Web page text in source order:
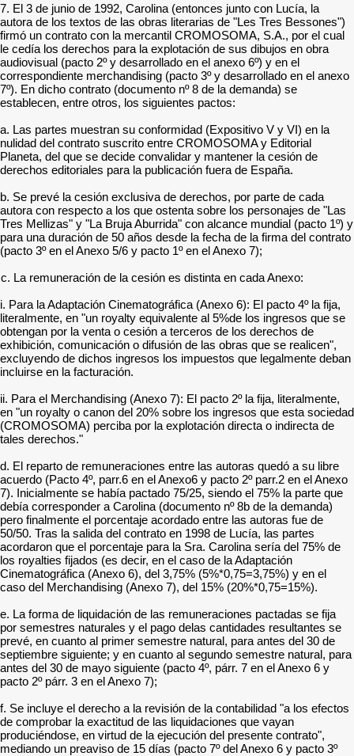
7. El 3 de junio de 1992, Carolina (entonces junto con Lucía, la
autora de los textos de las obras literarias de "Les Tres Bessones")
firmó un contrato con la mercantil CROMOSOMA, S.A., por el cual
le cedía los derechos para la explotación de sus dibujos en obra
audiovisual (pacto 2º y desarrollado en el anexo 6º) y en el
correspondiente merchandising (pacto 3º y desarrollado en el anexo
7º). En dicho contrato (documento nº 8 de la demanda) se
establecen, entre otros, los siguientes pactos:
a. Las partes muestran su conformidad (Expositivo V y VI) en la
nulidad del contrato suscrito entre CROMOSOMA y Editorial
Planeta, del que se decide convalidar y mantener la cesión de
derechos editoriales para la publicación fuera de España.
b. Se prevé la cesión exclusiva de derechos, por parte de cada
autora con respecto a los que ostenta sobre los personajes de "Las
Tres Mellizas" y "La Bruja Aburrida" con alcance mundial (pacto 1º) y
para una duración de 50 años desde la fecha de la firma del contrato
(pacto 3º en el Anexo 5/6 y pacto 1º en el Anexo 7);
c. La remuneración de la cesión es distinta en cada Anexo:
i. Para la Adaptación Cinematográfica (Anexo 6): El pacto 4º la fija,
literalmente, en "un royalty equivalente al 5%de los ingresos que se
obtengan por la venta o cesión a terceros de los derechos de
exhibición, comunicación o difusión de las obras que se realicen",
excluyendo de dichos ingresos los impuestos que legalmente deban
incluirse en la facturación.
ii. Para el Merchandising (Anexo 7): El pacto 2º la fija, literalmente,
en "un royalty o canon del 20% sobre los ingresos que esta sociedad
(CROMOSOMA) perciba por la explotación directa o indirecta de
tales derechos."
d. El reparto de remuneraciones entre las autoras quedó a su libre
acuerdo (Pacto 4º, parr.6 en el Anexo6 y pacto 2º parr.2 en el Anexo
7). Inicialmente se había pactado 75/25, siendo el 75% la parte que
debía corresponder a Carolina (documento nº 8b de la demanda)
pero finalmente el porcentaje acordado entre las autoras fue de
50/50. Tras la salida del contrato en 1998 de Lucía, las partes
acordaron que el porcentaje para la Sra. Carolina sería del 75% de
los royalties fijados (es decir, en el caso de la Adaptación
Cinematográfica (Anexo 6), del 3,75% (5%*0,75=3,75%) y en el
caso del Merchandising (Anexo 7), del 15% (20%*0,75=15%).
e. La forma de liquidación de las remuneraciones pactadas se fija
por semestres naturales y el pago delas cantidades resultantes se
prevé, en cuanto al primer semestre natural, para antes del 30 de
septiembre siguiente; y en cuanto al segundo semestre natural, para
antes del 30 de mayo siguiente (pacto 4º, párr. 7 en el Anexo 6 y
pacto 2º párr. 3 en el Anexo 7);
f. Se incluye el derecho a la revisión de la contabilidad "a los efectos
de comprobar la exactitud de las liquidaciones que vayan
produciéndose, en virtud de la ejecución del presente contrato",
mediando un preaviso de 15 días (pacto 7º del Anexo 6 y pacto 3º